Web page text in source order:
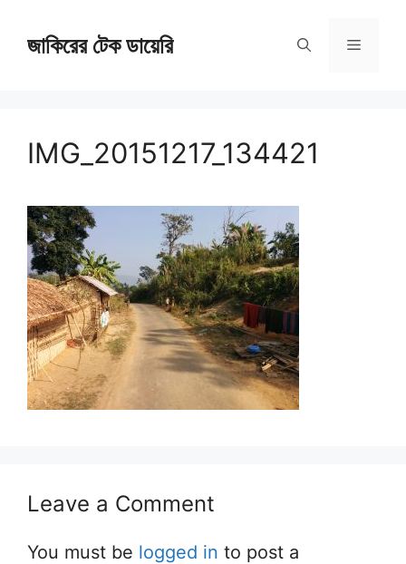
জাকিরের টেক ডায়েরি Menu
IMG_20151217_134421
Leave a Comment
You must be logged in to post a